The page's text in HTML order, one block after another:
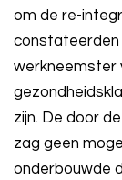
om de re-
constateerden
werkneemster
zijn. De door
zag geen
onderbouwde